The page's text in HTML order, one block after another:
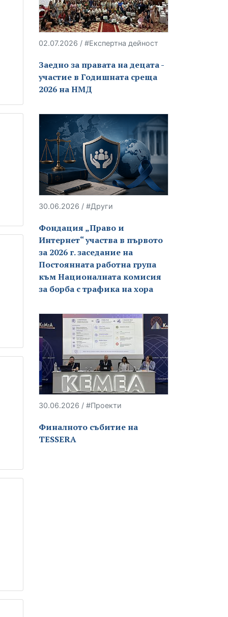
02.07.2026 / #Експертна дейност
Заедно за правата на децата -
участие в Годишната среща
2026 на НМД
30.06.2026 / #Други
Фондация „Право и
Интернет“ участва в първото
за 2026 г. заседание на
Постоянната работна група
към Националната комисия
за борба с трафика на хора
30.06.2026 / #Проекти
Финалното събитие на
TESSERA